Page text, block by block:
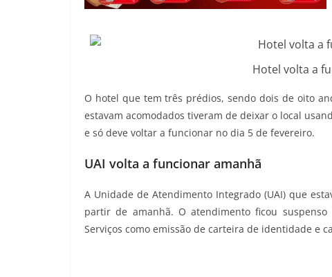
Hotel volta a
O hotel que tem três prédios, sendo dois de oito
estavam acomodados tiveram de deixar o local
e só deve voltar a funcionar no dia 5 de fevereiro.
UAI volta a funcionar amanhã
A Unidade de Atendimento Integrado (UAI) que
partir de amanhã. O atendimento ficou
Serviços como emissão de carteira de identidade e